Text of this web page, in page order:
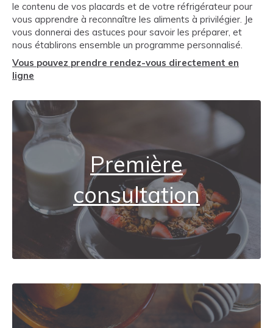
le contenu de vos placards et de votre réfrigérateur pour
vous apprendre à reconnaître les aliments à privilégier. Je
vous donnerai des astuces pour savoir les préparer, et
nous établirons ensemble un programme personnalisé.
Vous pouvez prendre rendez-vous directement en
ligne
Première
consultation